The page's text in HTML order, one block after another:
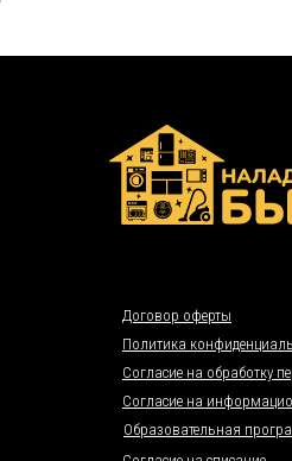
Политика
Согласие на обработку
Договор оферты
Согласие на
Образовательная